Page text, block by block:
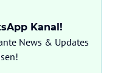
Kanal!
News & Updates